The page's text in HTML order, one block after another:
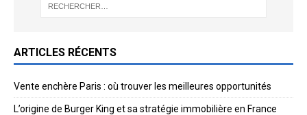
ARTICLES RÉCENTS
Vente enchère Paris : où trouver les meilleures opportunités
L’origine de Burger King et sa stratégie immobilière en France